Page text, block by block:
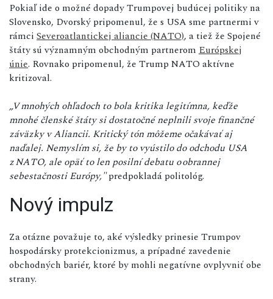
Pokiaľ ide o možné dopady Trumpovej budúcej politiky na
Slovensko, Dvorský pripomenul, že s USA sme partnermi v
rámci Severoatlantickej aliancie (NATO), a tiež že Spojené
štáty sú významným obchodným partnerom Európskej
únie. Rovnako pripomenul, že Trump NATO aktívne
kritizoval.
„V mnohých ohľadoch to bola kritika legitímna, keďže
mnohé členské štáty si dostatočné neplnili svoje finančné
záväzky v Aliancii. Kritický tón môžeme očakávať aj
naďalej. Nemyslím si, že by to vyústilo do odchodu USA
z NATO, ale opäť to len posilní debatu o obrannej
sebestačnosti Európy,"predpokladá politológ.
Nový impulz
Za otázne považuje to, aké výsledky prinesie Trumpov
hospodársky protekcionizmus, a prípadné zavedenie
obchodných bariér, ktoré by mohli negatívne ovplyvniť obe
strany.